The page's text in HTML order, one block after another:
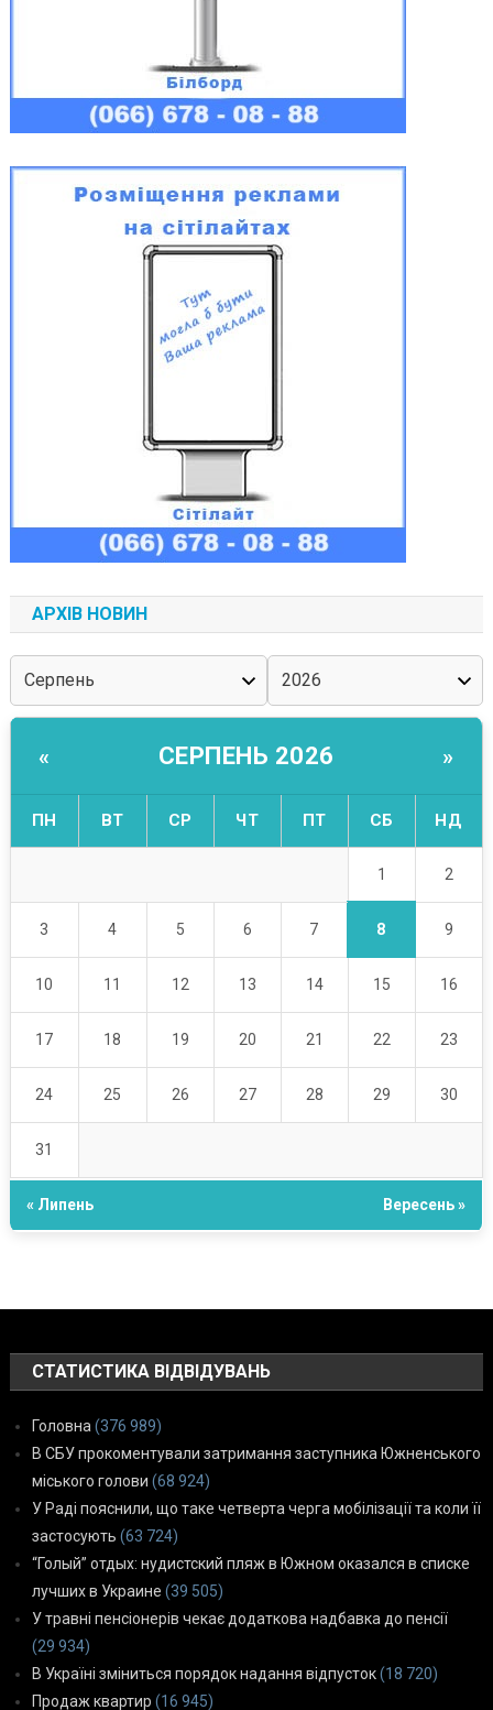
АРХІВ НОВИН
« СЕРПЕНЬ 2026 »
ПН ВТ СР ЧТ ПТ СБ НД
1 2
3 4 5 6 7 8 9
10 11 12 13 14 15 16
17 18 19 20 21 22 23
24 25 26 27 28 29 30
31
« Липень Вересень »
СТАТИСТИКА ВІДВІДУВАНЬ
Головна(376 989)
В СБУ прокоментували затримання заступника Южненського
міського голови (68 924)
У Раді пояснили, що таке четверта черга мобілізації та коли її
застосують (63 724)
“Голый” отдых: нудистский пляж в Южном оказался в списке
лучших в Украине (39 505)
У травні пенсіонерів чекає додаткова надбавка до пенсії
(29 934)
В Україні зміниться порядок надання відпусток(18 720)
Продаж квартир (16 945)